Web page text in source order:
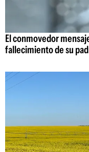
El conmovedor
fallecimiento de su